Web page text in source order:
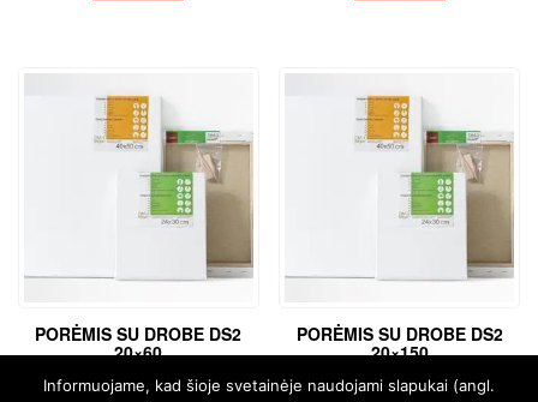
PORĖMIS SU DROBE DS2
20×60
€6,67
PORĖMIS SU DROBE DS2
20×150
€19,10
Informuojame, kad šioje svetainėje naudojami slapukai (angl.